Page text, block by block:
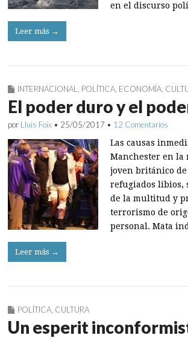
en el discurso
Leer más →
INTERNACIONAL POLÍTICA ECONOMÍA
El poder duro y el
por Lluís Foix • 25/05/2017 • 12 Comentarios
Las causas
Manchester en la
joven británico
refugiados libios,
de la multitud y
terrorismo de
personal. Mata
Leer más →
POLÍTICA CULTURA
Un esperit